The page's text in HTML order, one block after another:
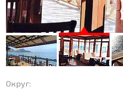
Округ: